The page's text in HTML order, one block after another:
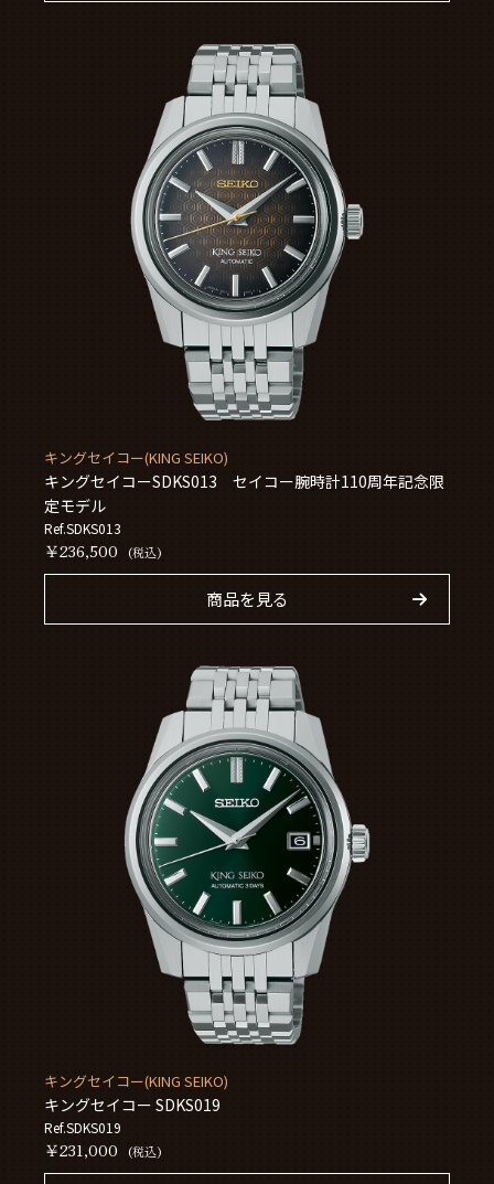
キングセイコー(KING SEIKO)
キングセイコーSDKS013 セイコー腕時計110周年記念限
定モデル
Ref.SDKS013
￥236,500 (税込)
商品を見る
キングセイコー(KING SEIKO)
キングセイコー SDKS019
Ref.SDKS019
￥231,000 (税込)